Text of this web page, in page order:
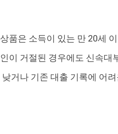
품은 소득이 있는 만 20세
이 거절된 경우에도 신속
거나 기존 대출 기록에 어